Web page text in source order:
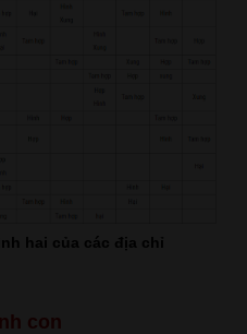
hai của các địa chỉ
con